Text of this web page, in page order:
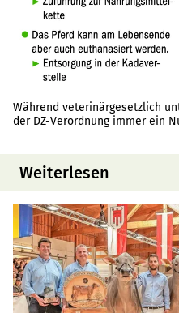
Während veterinärgesetzlich
der DZ-Verordnung immer ein
Weiterlesen